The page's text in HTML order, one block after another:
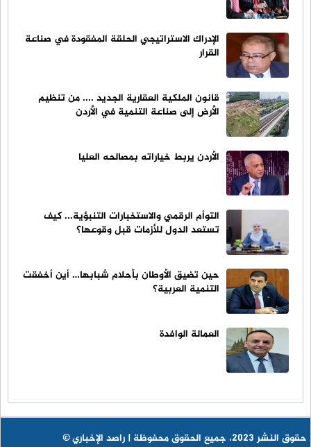
الإدراك الاستراتيجي الحلقة المفقودة في صناعة
القرار
قانون الملكية العقارية الجديد .... من تنظيم
الأرض إلى صناعة التنمية في الأردن
الأردن يربط خياراته بمصالحه العليا
التوأم الرقمي والاستخبارات التنبؤية... كيف
تستعد الدول للأزمات قبل وقوعها؟
حين تضيق الأوطان بأحلام شبابها… أين أخفقت
التنمية العربية؟
العمالة الوافدة
© حقوق النشر 2023، جميع الحقوق محفوظة | راصد الإخباري